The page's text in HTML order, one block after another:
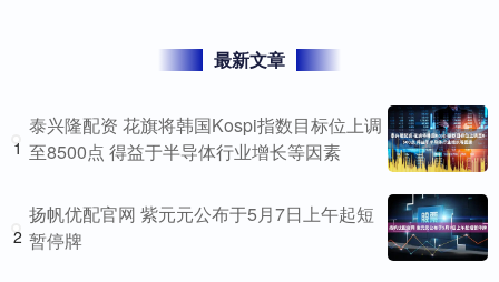
最新文章
1
泰兴隆配资 花旗将韩国Kospi指数目标位上调
至8500点 得益于半导体行业增长等因素
2
扬帆优配官网 紫元元公布于5月7日上午起短
暂停牌